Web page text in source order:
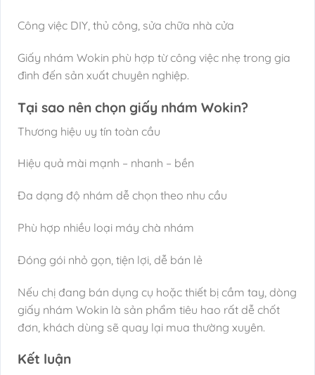
Công việc DIY, thủ công, sửa chữa nhà cửa
Giấy nhám Wokin phù hợp từ công việc nhẹ trong gia
đình đến sản xuất chuyên nghiệp.
Tại sao nên chọn giấy nhám Wokin?
Thương hiệu uy tín toàn cầu
Hiệu quả mài mạnh – nhanh – bền
Đa dạng độ nhám dễ chọn theo nhu cầu
Phù hợp nhiều loại máy chà nhám
Đóng gói nhỏ gọn, tiện lợi, dễ bán lẻ
Nếu chị đang bán dụng cụ hoặc thiết bị cầm tay, dòng
giấy nhám Wokin là sản phẩm tiêu hao rất dễ chốt
đơn, khách dùng sẽ quay lại mua thường xuyên.
Kết luận